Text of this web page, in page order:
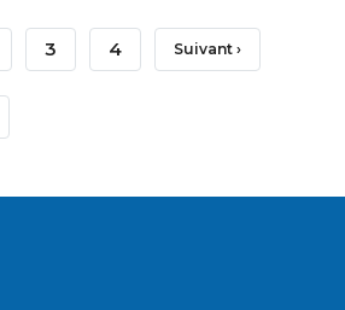
Page
3 Page
4 Page
Suivant ›